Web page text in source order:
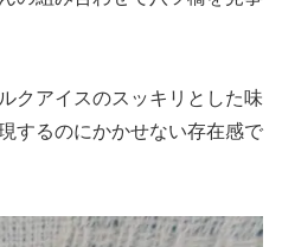
クアイスのスッキリとした味
するのにかかせない存在感で